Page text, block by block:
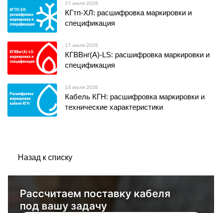
27 июля 2026
КГтп-ХЛ: расшифровка маркировки и
спецификация
17 июля 2026
КГВВнг(А)-LS: расшифровка маркировки и
спецификация
14 июля 2026
Кабель КГН: расшифровка маркировки и
технические характеристики
Назад к списку
Рассчитаем поставку кабеля
под вашу задачу